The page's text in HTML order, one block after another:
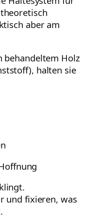
aber am
behandeltem Holz
halten sie
und fixieren, was